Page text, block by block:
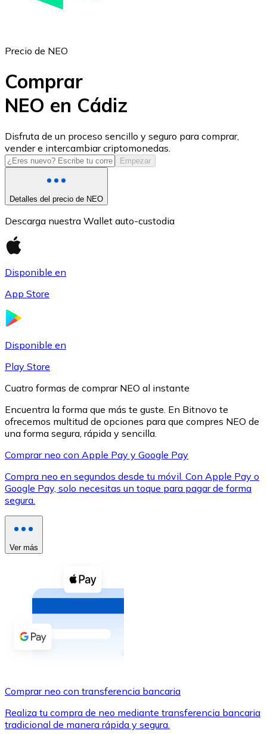
USD Coin
USDC
XRP
XRP
Ver todo
Compra criptomonedas con efectivo en tu tienda más
Comprar con efectivo
Transferencia SEPA
Utiliza tarjetas Visa y Mastercard para comprar
Precio de NEO
Comprar
NEO en Cádiz
Disfruta de un proceso sencillo y seguro para comprar,
vender e intercambiar criptomonedas.
Empezar
Detalles del precio de NEO
Descarga nuestra Wallet auto-custodia
Disponible en
App Store
Disponible en
Play Store
Cuatro formas de comprar NEO al instante
Encuentra la forma que más te guste. En Bitnovo te
ofrecemos multitud de opciones para que compres NEO de
una forma segura, rápida y sencilla.
Comprar neo con Apple Pay y Google Pay
Compra neo en segundos desde tu móvil. Con Apple Pay o
Google Pay, solo necesitas un toque para pagar de forma
segura.
Ver más
Comprar neo con transferencia bancaria
Realiza tu compra de neo mediante transferencia bancaria
tradicional de manera rápida y segura.